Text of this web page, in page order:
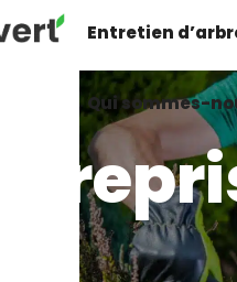
Entretien
Qui sommes-